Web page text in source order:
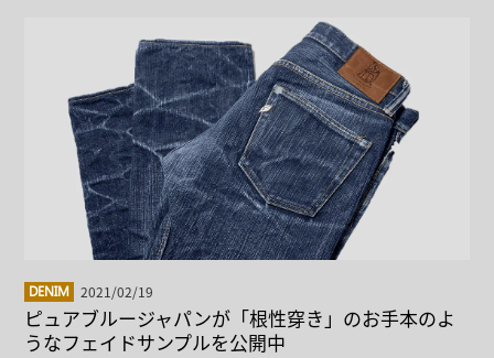
DENIM 2021/02/19
ピュアブルージャパンが「根性穿き」のお手本のよ
うなフェイドサンプルを公開中